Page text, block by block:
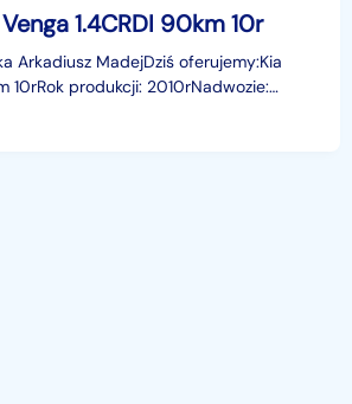
1.4CRDI 90km 10r
Arkadiusz MadejDziś oferujemy:Kia
ManualPrzebieg: 302974 km